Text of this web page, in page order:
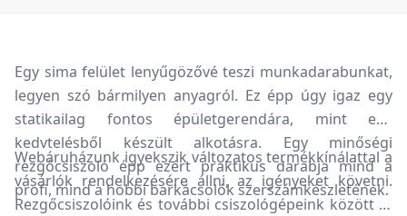
Egy sima felület lenyűgözővé teszi munkadarabunkat,
legyen szó bármilyen anyagról. Ez épp úgy igaz egy
statikailag fontos épületgerendára, mint egy
kedvtelésből készült alkotásra. Egy minőségi
rezgőcsiszoló épp ezért praktikus darabja mind a
profi, mind a hobbi barkácsolók szerszámkészletének.
Webáruházunk igyekszik változatos termékkínálattal a
vásárlók rendelkezésére állni, az igényeket követni.
Rezgőcsiszolóink és további csiszológépeink között te